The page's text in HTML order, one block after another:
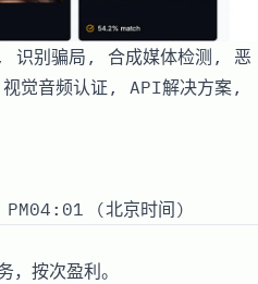
别骗局, 合成媒体检测, 恶
觉音频认证, API解决方案,
PM04:01 (北京时间)
，按次盈利。